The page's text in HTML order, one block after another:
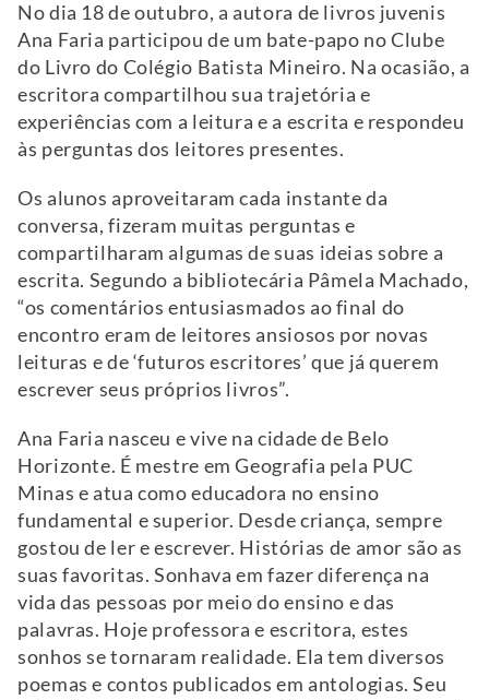
No dia 18 de outubro, a autora de livros juvenis
Ana Faria participou de um bate-papo no Clube
do Livro do Colégio Batista Mineiro. Na ocasião, a
escritora compartilhou sua trajetória e
experiências com a leitura e a escrita e respondeu
às perguntas dos leitores presentes.
Os alunos aproveitaram cada instante da
conversa, fizeram muitas perguntas e
compartilharam algumas de suas ideias sobre a
escrita. Segundo a bibliotecária Pâmela Machado,
“os comentários entusiasmados ao final do
encontro eram de leitores ansiosos por novas
leituras e de ‘futuros escritores’ que já querem
escrever seus próprios livros”.
Ana Faria nasceu e vive na cidade de Belo
Horizonte. É mestre em Geografia pela PUC
Minas e atua como educadora no ensino
fundamental e superior. Desde criança, sempre
gostou de ler e escrever. Histórias de amor são as
suas favoritas. Sonhava em fazer diferença na
vida das pessoas por meio do ensino e das
palavras. Hoje professora e escritora, estes
sonhos se tornaram realidade. Ela tem diversos
poemas e contos publicados em antologias. Seu